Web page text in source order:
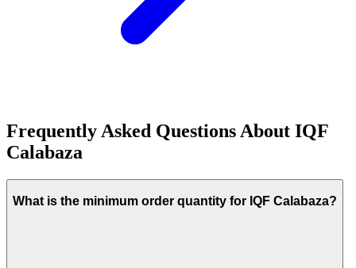
Frequently Asked Questions About IQF
Calabaza
What is the minimum order quantity for IQF Calabaza?